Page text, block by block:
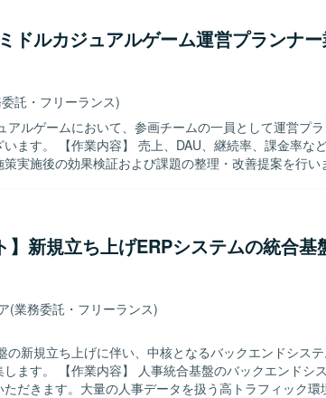
きます。 非定常業務としては、ゲーム内新機能や新イ
発環境の改善として、デバッグツールの新機能の開発や
能の改修を行います。さらに、ゲーム内イベントや販売
新規開発におけるデータ投入ツールの作成も担当して
理として、セキュリティ脆弱性への対応および対策の
ートおよびパッチ適用、サーバー負荷に応じたリソー
る人物像】 コミュニケーションを取りな
くりができる方を求めています。既存の枠組みを壊して
ある方を歓迎いたします。推進力や積極性があり、受け
スを取れる方にマッチするポジションです。 【ポジションの
領域を担当できる環境です。ユーザーの反応をダイレ
ービスの価値向上に貢献していただけます。 【開発環境】 言
はSpring Boot 3を利用しております。データベースは
、監視にはZabbixを利用しております。
ドルカジュアルゲーム運営プランナ
託・フリーランス)
アルゲームにおいて、参画チームの一員として運営プ
課金率など各種KPIの
実施後の効果検証および課題の整理・改善提案を行い
・調整を行い、一連の運営業務を主体的に推進していた
ントの要望を整理し提案・説明できる方を求めていま
ーションをとれる方を歓迎いたします。能動的に動き、
います。 【ポジションの魅力】 ミドルカジュア
分析から施策立案、クライアントへの提案まで一連
す。データドリブンな運営に携わりながら、運営ディ
成にもつなげていただけます。 【開発環境】 ミドルカジ
ェクトにおいて、各種KPIデータを活用した分析および
だきます。
】新規立ち上げERPシステムの統合基
(業務委託・フリーランス)
の新規立ち上げに伴い、中核となるバックエンドシス
ンドシステムにおけ
だきます。大量の人事データを扱う高トラフィック環